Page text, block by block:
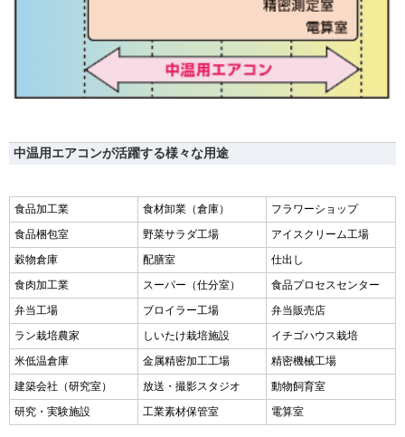
中温用エアコンが活躍する様々な用途
食品加工業 食材卸業（倉庫）
フラワーショップ
食品梱包室
野菜サラダ工場
アイスクリーム工場
穀物倉庫
配膳室
仕出し
食肉加工業
スーパー（仕分室）
食品プロセスセンター
弁当工場
ブロイラー工場
弁当販売店
ラン栽培農家
しいたけ栽培施設
イチゴハウス栽培
米低温倉庫
金属精密加工工場
精密機械工場
建築会社（研究室）
放送・撮影スタジオ
動物飼育室
研究・実験施設
工業素材保管室 電算室